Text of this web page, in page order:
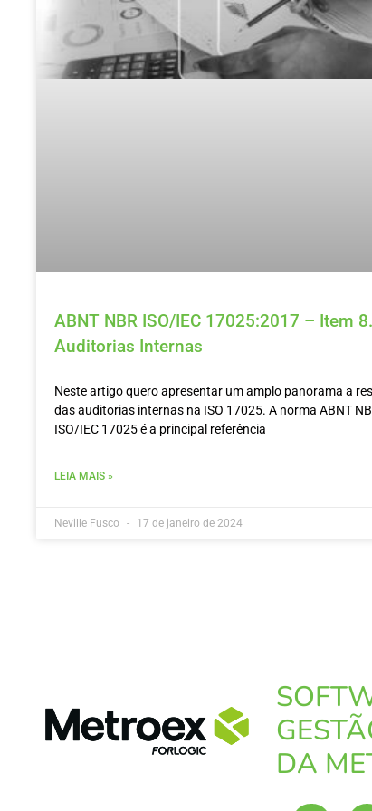
ABNT NBR ISO/IEC 17025:2017 – Item
Auditorias Internas
Neste artigo quero apresentar um amplo panorama a
das auditorias internas na ISO 17025. A norma ABNT
ISO/IEC 17025 é a principal referência
LEIA MAIS »
Neville Fusco 17 de janeiro de 2024
DA